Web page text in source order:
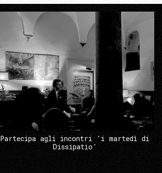
Partecipa agli incontri 'i martedì di
Dissipatio'